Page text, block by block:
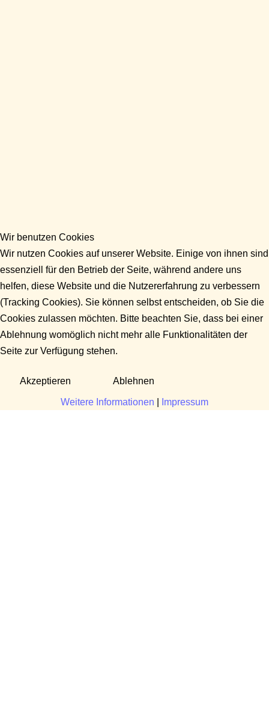
Wir benutzen Cookies
Wir nutzen Cookies auf unserer Website. Einige von ihnen sind
essenziell für den Betrieb der Seite, während andere uns
helfen, diese Website und die Nutzererfahrung zu verbessern
(Tracking Cookies). Sie können selbst entscheiden, ob Sie die
Cookies zulassen möchten. Bitte beachten Sie, dass bei einer
Ablehnung womöglich nicht mehr alle Funktionalitäten der
Seite zur Verfügung stehen.
Akzeptieren Ablehnen
Weitere Informationen Impressum